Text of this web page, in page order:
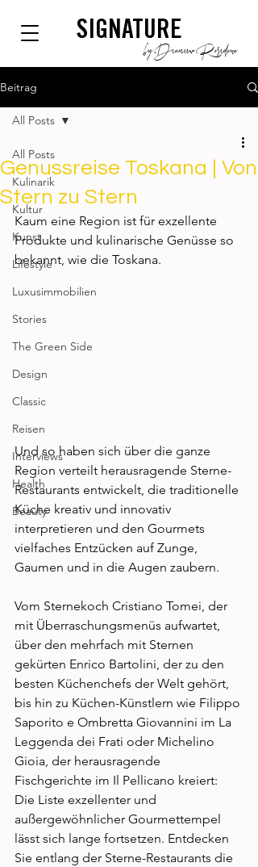
SIGNATURE
by Dianium Residence
Beitrag
All Posts
Kulinarik
Kultur
Kunst
Lifestyle
Luxusimmobilien
Stories
The Green Side
Design
Classic
Reisen
Interviews
Health
Beauty
All Posts
Genussreise Toskana | Von
Stern zu Stern
Kaum eine Region ist für exzellente
Produkte und kulinarische Genüsse so
bekannt, wie die Toskana.
Und so haben sich über die ganze
Region verteilt herausragende Sterne-
Restaurants entwickelt, die traditionelle
Küche kreativ und innovativ
interpretieren und den Gourmets
vielfaches Entzücken auf Zunge,
Gaumen und in die Augen zaubern.
Vom Sternekoch Cristiano Tomei, der
mit Überraschungsmenüs aufwartet,
über den mehrfach mit Sternen
gekürten Enrico Bartolini, der zu den
besten Küchenchefs der Welt gehört,
bis hin zu Küchen-Künstlern wie Filippo
Saporito e Ombretta Giovannini im La
Leggenda dei Frati oder Michelino
Gioia, der herausragende
Fischgerichte im Il Pellicano kreiert:
Die Liste exzellenter und
außergewöhnlicher Gourmettempel
lässt sich lange fortsetzen. Entdecken
Sie entlang der Sterne-Restaurants die